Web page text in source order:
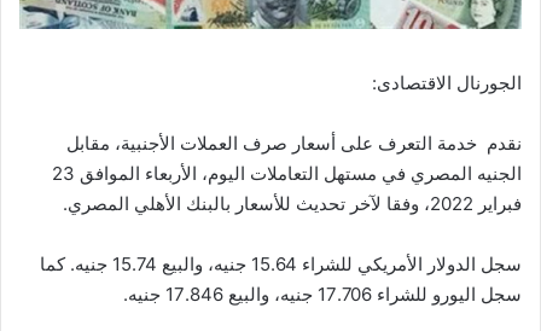
الجورنال الاقتصادى:
نقدم خدمة التعرف على أسعار صرف العملات الأجنبية، مقابل
الجنيه المصري في مستهل التعاملات اليوم، الأربعاء الموافق 23
فبراير 2022، وفقا لآخر تحديث للأسعار بالبنك الأهلي المصري.
سجل الدولار الأمريكي للشراء 15.64 جنيه، والبيع 15.74 جنيه. كما
سجل اليورو للشراء 17.706 جنيه، والبيع 17.846 جنيه.